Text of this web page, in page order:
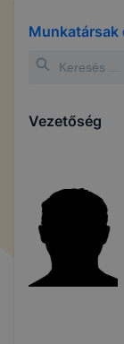
Munkatársak
Vezetőség